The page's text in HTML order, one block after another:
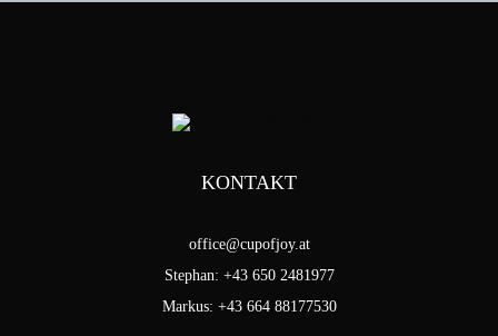
KONTAKT
office@cupofjoy.at
Stephan: +43 650 2481977
Markus: +43 664 88177530